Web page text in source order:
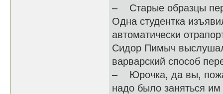
– Старые образцы
Одна студентка
автоматически
Сидор Пимыч
варварский способ
– Юрочка, да вы,
надо было заняться